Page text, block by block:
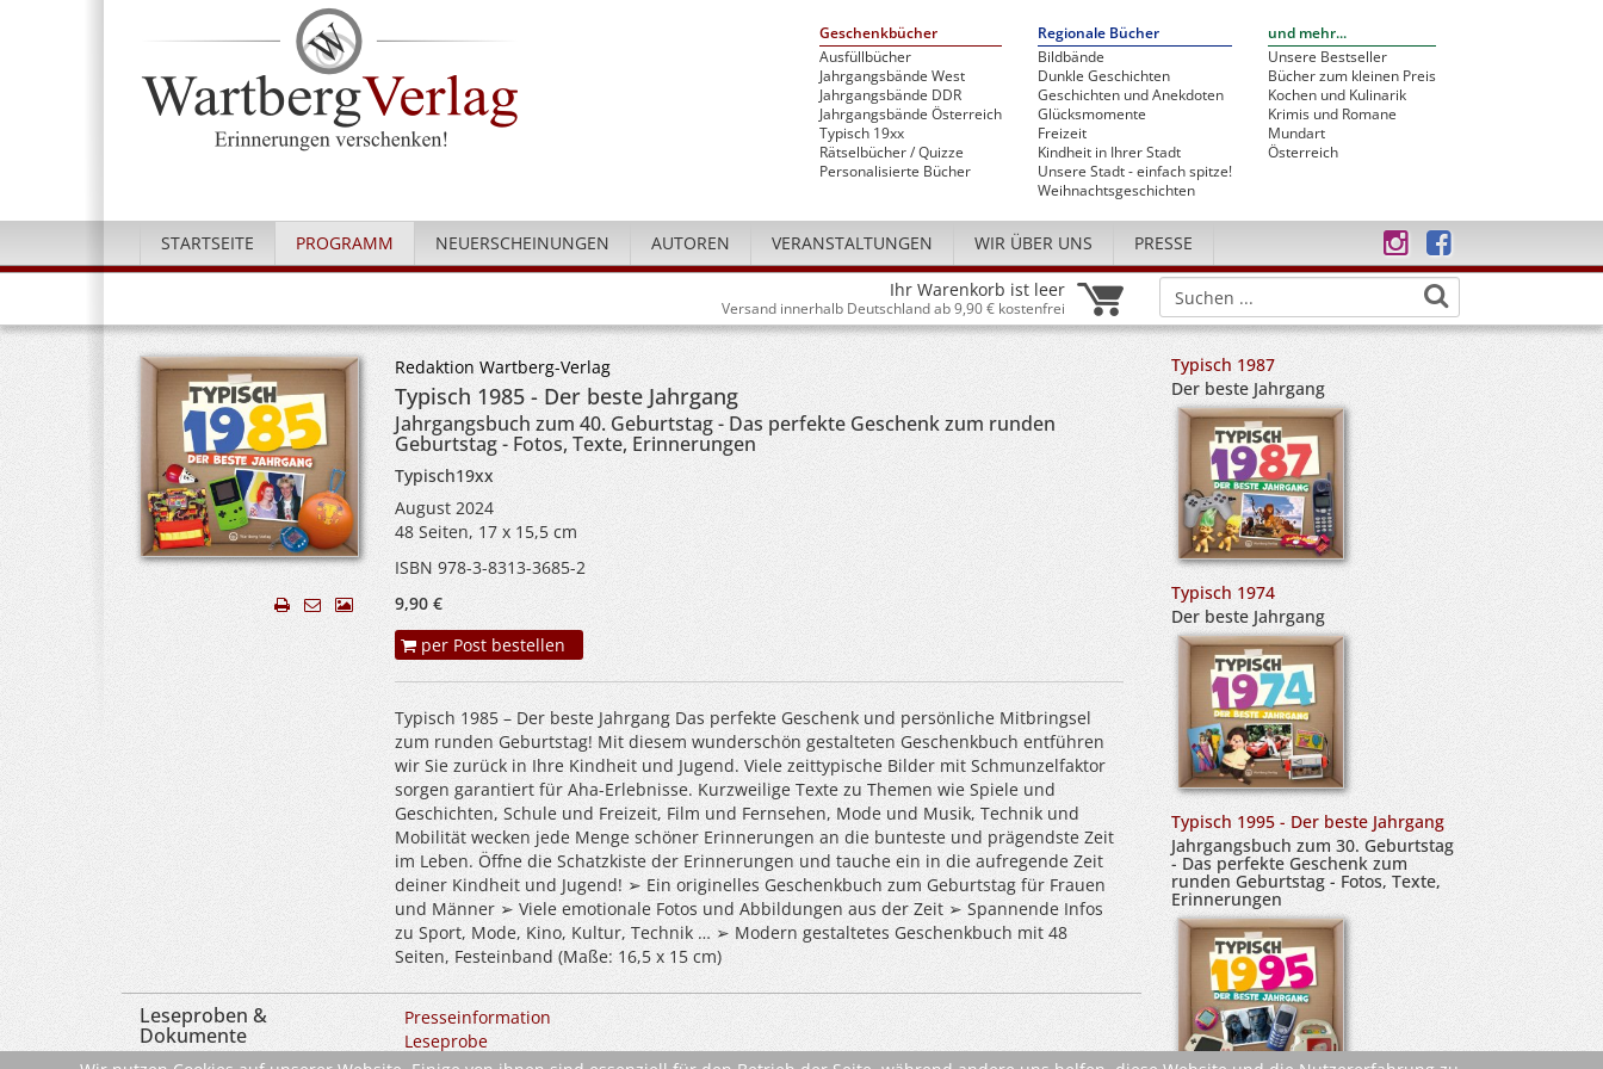
Geschenkbücher
Ausfüllbücher
Jahrgangsbände West
Jahrgangsbände DDR
Jahrgangsbände Österreich
Typisch 19xx
Rätselbücher / Quizze
Personalisierte Bücher
Regionale Bücher
Bildbände
Dunkle Geschichten
Geschichten und Anekdoten
Glücksmomente
Freizeit
Kindheit in Ihrer Stadt
Unsere Stadt - einfach spitze!
Weihnachtsgeschichten
und mehr...
Unsere Bestseller
Bücher zum kleinen Preis
Kochen und Kulinarik
Krimis und Romane
Mundart
Österreich
STARTSEITE PROGRAMM NEUERSCHEINUNGEN AUTOREN VERANSTALTUNGEN WIR ÜBER UNS PRESSE
Ihr Warenkorb ist leer
Versand innerhalb Deutschland ab 9,90 € kostenfrei
Redaktion Wartberg-Verlag
Typisch 1985 - Der beste Jahrgang
Jahrgangsbuch zum 40. Geburtstag - Das perfekte Geschenk zum runden
Geburtstag - Fotos, Texte, Erinnerungen
Typisch19xx
August 2024
48 Seiten, 17 x 15,5 cm
ISBN 978-3-8313-3685-2
9,90 €
per Post bestellen
Typisch 1985 – Der beste Jahrgang Das perfekte Geschenk und persönliche Mitbringsel
zum runden Geburtstag! Mit diesem wunderschön gestalteten Geschenkbuch entführen
wir Sie zurück in Ihre Kindheit und Jugend. Viele zeittypische Bilder mit Schmunzelfaktor
sorgen garantiert für Aha-Erlebnisse. Kurzweilige Texte zu Themen wie Spiele und
Geschichten, Schule und Freizeit, Film und Fernsehen, Mode und Musik, Technik und
Mobilität wecken jede Menge schöner Erinnerungen an die bunteste und prägendste Zeit
im Leben. Öffne die Schatzkiste der Erinnerungen und tauche ein in die aufregende Zeit
deiner Kindheit und Jugend! ➢ Ein originelles Geschenkbuch zum Geburtstag für Frauen
und Männer ➢ Viele emotionale Fotos und Abbildungen aus der Zeit ➢ Spannende Infos
zu Sport, Mode, Kino, Kultur, Technik … ➢ Modern gestaltetes Geschenkbuch mit 48
Seiten, Festeinband (Maße: 16,5 x 15 cm)
Leseproben &
Dokumente
Presseinformation
Leseprobe
Typisch 1987
Der beste Jahrgang
Typisch 1974
Der beste Jahrgang
Typisch 1995 - Der beste Jahrgang
Jahrgangsbuch zum 30. Geburtstag
- Das perfekte Geschenk zum
runden Geburtstag - Fotos, Texte,
Erinnerungen